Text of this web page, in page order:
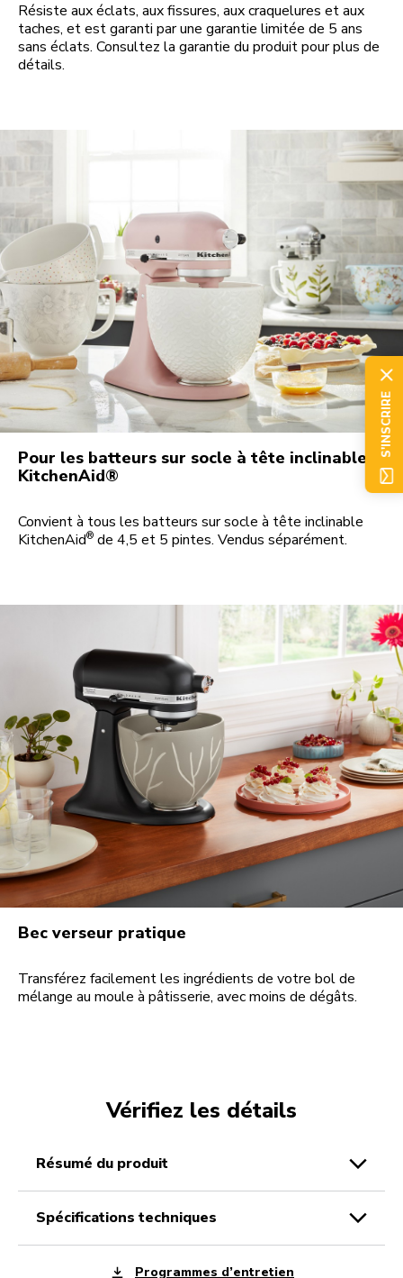
Résiste aux éclats, aux fissures, aux craquelures et aux
taches, et est garanti par une garantie limitée de 5 ans
sans éclats. Consultez la garantie du produit pour plus de
détails.
Pour les batteurs sur socle à tête inclinable
KitchenAid®
Convient à tous les batteurs sur socle à tête inclinable
KitchenAid® de 4,5 et 5 pintes. Vendus séparément.
Bec verseur pratique
Transférez facilement les ingrédients de votre bol de
mélange au moule à pâtisserie, avec moins de dégâts.
Vérifiez les détails
résumé du produit
spécifications techniques
Programmes d’entretien
S'INSCRIRE